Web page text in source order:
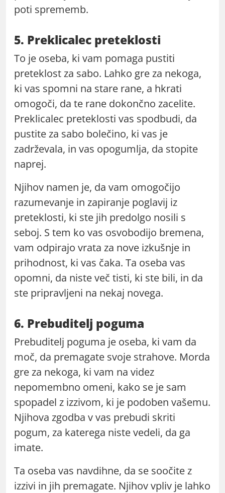
poti sprememb.
5. Preklicalec preteklosti
To je oseba, ki vam pomaga pustiti
preteklost za sabo. Lahko gre za nekoga,
ki vas spomni na stare rane, a hkrati
omogoči, da te rane dokončno zacelite.
Preklicalec preteklosti vas spodbudi, da
pustite za sabo bolečino, ki vas je
zadrževala, in vas opogumlja, da stopite
naprej.
Njihov namen je, da vam omogočijo
razumevanje in zapiranje poglavij iz
preteklosti, ki ste jih predolgo nosili s
seboj. S tem ko vas osvobodijo bremena,
vam odpirajo vrata za nove izkušnje in
prihodnost, ki vas čaka. Ta oseba vas
opomni, da niste več tisti, ki ste bili, in da
ste pripravljeni na nekaj novega.
6. Prebuditelj poguma
Prebuditelj poguma je oseba, ki vam da
moč, da premagate svoje strahove. Morda
gre za nekoga, ki vam na videz
nepomembno omeni, kako se je sam
spopadel z izzivom, ki je podoben vašemu.
Njihova zgodba v vas prebudi skriti
pogum, za katerega niste vedeli, da ga
imate.
Ta oseba vas navdihne, da se soočite z
izzivi in jih premagate. Njihov vpliv je lahko